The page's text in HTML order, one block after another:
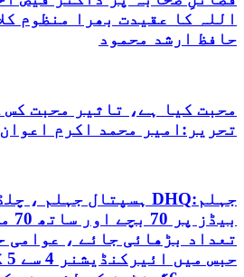
اللہ کا عقیدت بھرا منظوم
حافظ ارشد محمود
محبت کیا ہے، تاثیر محبت کس
تحریر:امیر محمد اکرم اعوان
تعداد بڑھائی جائے ، عوامی